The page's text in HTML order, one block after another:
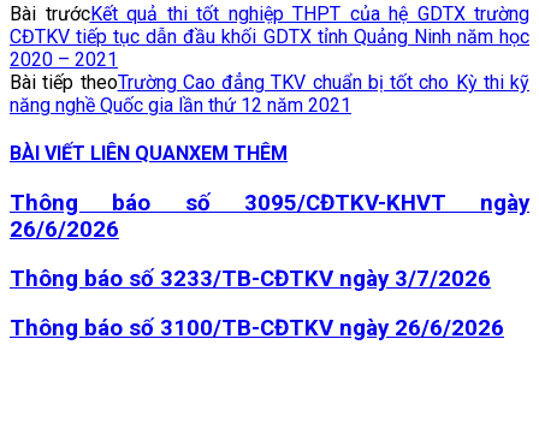
Bài trướcKết quả thi tốt nghiệp THPT của hệ GDTX trường
CĐTKV tiếp tục dẫn đầu khối GDTX tỉnh Quảng Ninh năm học
2020 – 2021
Bài tiếp theoTrường Cao đẳng TKV chuẩn bị tốt cho Kỳ thi kỹ
năng nghề Quốc gia lần thứ 12 năm 2021
BÀI VIẾT LIÊN QUANXEM THÊM
Thông báo số 3095/CĐTKV-KHVT ngày
26/6/2026
Thông báo số 3233/TB-CĐTKV ngày 3/7/2026
Thông báo số 3100/TB-CĐTKV ngày 26/6/2026